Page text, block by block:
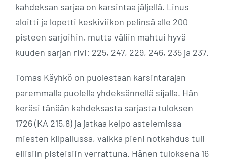
kahdeksan sarjaa on karsintaa jäljellä. Linus
aloitti ja lopetti keskiviikon pelinsä alle 200
pisteen sarjoihin, mutta väliin mahtui hyvä
kuuden sarjan rivi: 225, 247, 229, 246, 235 ja 237.
Tomas Käyhkö on puolestaan karsintarajan
paremmalla puolella yhdeksännellä sijalla. Hän
keräsi tänään kahdeksasta sarjasta tuloksen
1726 (KA 215,8) ja jatkaa kelpo astelemissa
miesten kilpailussa, vaikka pieni notkahdus tuli
eilisiin pisteisiin verrattuna. Hänen tuloksena 16